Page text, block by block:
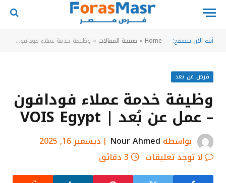
أنت الآن تتصفح: Home
» صفحة المقالات » وظيفة خدمة عملاء فودافون – عمل عن بُعد | VOIS Egypt
فرص عن بعد
وظيفة خدمة عملاء فودافون
– عمل عن بُعد | VOIS Egypt
بواسطة Nour Ahmed
ديسمبر 16, 2025
لا توجد تعليقات
3 دقائق